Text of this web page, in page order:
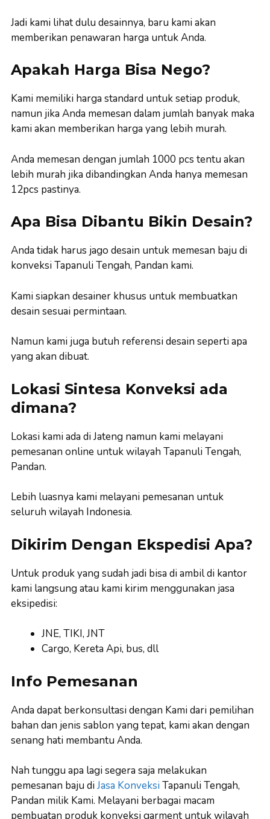
Jadi kami lihat dulu desainnya, baru kami akan
memberikan penawaran harga untuk Anda.
Apakah Harga Bisa Nego?
Kami memiliki harga standard untuk setiap produk,
namun jika Anda memesan dalam jumlah banyak maka
kami akan memberikan harga yang lebih murah.
Anda memesan dengan jumlah 1000 pcs tentu akan
lebih murah jika dibandingkan Anda hanya memesan
12pcs pastinya.
Apa Bisa Dibantu Bikin Desain?
Anda tidak harus jago desain untuk memesan baju di
konveksi Tapanuli Tengah, Pandan kami.
Kami siapkan desainer khusus untuk membuatkan
desain sesuai permintaan.
Namun kami juga butuh referensi desain seperti apa
yang akan dibuat.
Lokasi Sintesa Konveksi ada
dimana?
Lokasi kami ada di Jateng namun kami melayani
pemesanan online untuk wilayah Tapanuli Tengah,
Pandan.
Lebih luasnya kami melayani pemesanan untuk
seluruh wilayah Indonesia.
Dikirim Dengan Ekspedisi Apa?
Untuk produk yang sudah jadi bisa di ambil di kantor
kami langsung atau kami kirim menggunakan jasa
eksipedisi:
JNE, TIKI, JNT
Cargo, Kereta Api, bus, dll
Info Pemesanan
Anda dapat berkonsultasi dengan Kami dari pemilihan
bahan dan jenis sablon yang tepat, kami akan dengan
senang hati membantu Anda.
Nah tunggu apa lagi segera saja melakukan
pemesanan baju diJasa KonveksiTapanuli Tengah,
Pandan milik Kami. Melayani berbagai macam
pembuatan produk konveksi garment untuk wilayah